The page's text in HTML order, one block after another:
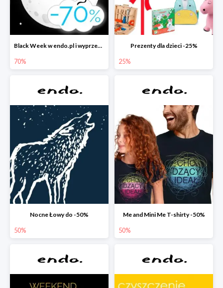
Black Week w endo.pl i wyprzedaże do -70&
70%
Prezenty dla dzieci -25%
25%
Nocne Łowy do -50%
50%
Me and Mini Me T-shirty -50%
50%